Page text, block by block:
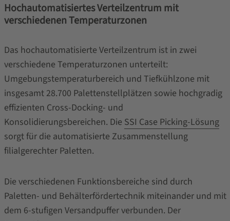
Hochautomatisiertes Verteilzentrum mit
verschiedenen Temperaturzonen
Das hochautomatisierte Verteilzentrum ist in zwei
verschiedene Temperaturzonen unterteilt:
Umgebungstemperaturbereich und Tiefkühlzone mit
insgesamt 28.700 Palettenstellplätzen sowie hochgradig
effizienten Cross-Docking- und
Konsolidierungsbereichen. Die SSI Case Picking-Lösung
sorgt für die automatisierte Zusammenstellung
filialgerechter Paletten.
Die verschiedenen Funktionsbereiche sind durch
Paletten- und Behälterfördertechnik miteinander und mit
dem 6-stufigen Versandpuffer verbunden. Der